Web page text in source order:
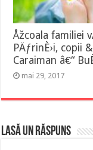
Åžcoala familiei
PÄƒrinÈ›i, copii
Caraiman â€“
mai 29, 2017
Lasă un răspuns